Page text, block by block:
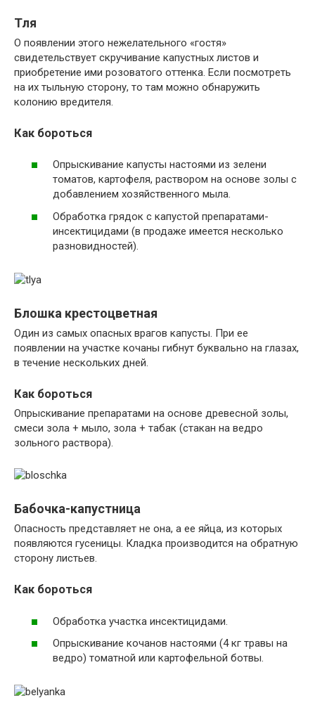
Тля
О появлении этого нежелательного «гостя»
свидетельствует скручивание капустных листов и
приобретение ими розоватого оттенка. Если посмотреть
на их тыльную сторону, то там можно обнаружить
колонию вредителя.
Как бороться
Опрыскивание капусты настоями из зелени
томатов, картофеля, раствором на основе золы с
добавлением хозяйственного мыла.
Обработка грядок с капустой препаратами-
инсектицидами (в продаже имеется несколько
разновидностей).
Блошка крестоцветная
Один из самых опасных врагов капусты. При ее
появлении на участке кочаны гибнут буквально на глазах,
в течение нескольких дней.
Как бороться
Опрыскивание препаратами на основе древесной золы,
смеси зола + мыло, зола + табак (стакан на ведро
зольного раствора).
Бабочка-капустница
Опасность представляет не она, а ее яйца, из которых
появляются гусеницы. Кладка производится на обратную
сторону листьев.
Как бороться
Обработка участка инсектицидами.
Опрыскивание кочанов настоями (4 кг травы на
ведро) томатной или картофельной ботвы.